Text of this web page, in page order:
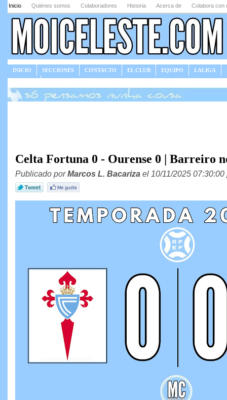
Inicio Quiénes somos Colaboradores Historia Acerca de Colabora con
INICIO SECCIONES CONTACTO EL CLUB EQUIPO LALIGA
Celta Fortuna 0 - Ourense 0 | Barreiro
Publicado porMarcos L. Bacariza el 10/11/2025 07:30:00